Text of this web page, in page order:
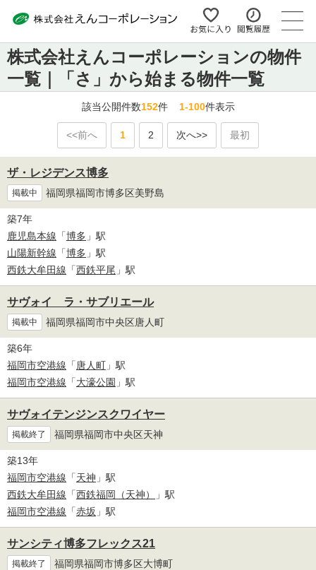
株式会社えんコーポレーションの物件
一覧｜「さ」から始まる物件一覧
該当公開件数152件1-100件表示
<<前へ 1 2 次へ>> 最初
ザ・レジデンス博多
掲載中 福岡県福岡市博多区美野島
築7年
鹿児島本線 「博多 」駅
山陽新幹線 「博多 」駅
西鉄大牟田線 「西鉄平尾 」駅
サヴォイ ラ・サブリエール
掲載中 福岡県福岡市中央区唐人町
築6年
福岡市空港線 「唐人町 」駅
福岡市空港線 「大濠公園 」駅
サヴォイテンジンスクワイヤー
掲載終了 福岡県福岡市中央区天神
築13年
福岡市空港線 「天神 」駅
西鉄大牟田線 「西鉄福岡（天神）
」駅
福岡市空港線 「赤坂 」駅
サンシティ博多フレックス21
掲載終了 福岡県福岡市博多区大博町